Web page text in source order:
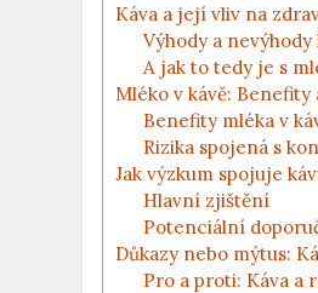
Káva a její vliv na
Výhody a
A jak to tedy je s
Mléko v kávě: Benefity
Benefity mléka v
Rizika spojená s
Jak výzkum spojuje
Hlavní zjištění
Potenciální
Důkazy nebo mýtus:
Pro a proti: Káva a